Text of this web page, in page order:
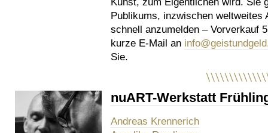
Publikums, inzwischen weltweites
schnell anzumelden – Vorverkauf
kurze E-Mail an
Sie.
nuART-Werkstatt
Andreas Krennerich